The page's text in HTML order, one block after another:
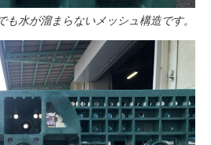
水が溜まらないメッシュ構造です。